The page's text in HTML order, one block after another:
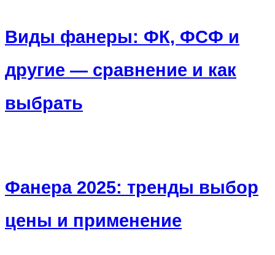
Виды фанеры: ФК, ФСФ и
другие — сравнение и как
выбрать
Фанера 2025: тренды выбор
цены и применение